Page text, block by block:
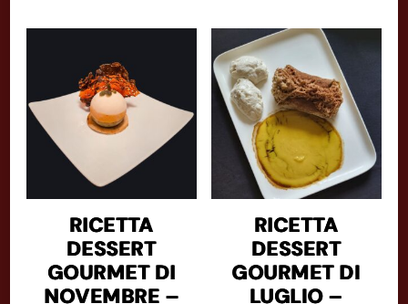
RICETTA
DESSERT
GOURMET DI
NOVEMBRE –
RICETTA
DESSERT
GOURMET DI
LUGLIO –